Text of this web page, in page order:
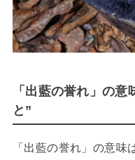
「出藍の誉れ」の
と”
「出藍の誉れ」の意味